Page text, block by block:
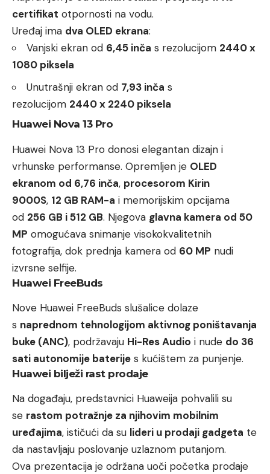
certifikat otpornosti na vodu.
Uređaj ima dva OLED ekrana:
Vanjski ekran od 6,45 inča s rezolucijom 2440 x
1080 piksela
Unutrašnji ekran od 7,93 inča s
rezolucijom 2440 x 2240 piksela
Huawei Nova 13 Pro
Huawei Nova 13 Pro donosi elegantan dizajn i
vrhunske performanse. Opremljen je OLED
ekranom od 6,76 inča, procesorom Kirin
9000S, 12 GB RAM-a i memorijskim opcijama
od 256 GB i 512 GB. Njegova glavna kamera od 50
MP omogućava snimanje visokokvalitetnih
fotografija, dok prednja kamera od 60 MP nudi
izvrsne selfije.
Huawei FreeBuds
Nove Huawei FreeBuds slušalice dolaze
s naprednom tehnologijom aktivnog poništavanja
buke (ANC), podržavaju Hi-Res Audio i nude do 36
sati autonomije baterije s kućištem za punjenje.
Huawei bilježi rast prodaje
Na događaju, predstavnici Huaweija pohvalili su
se rastom potražnje za njihovim mobilnim
uređajima, ističući da su lideri u prodaji gadgeta te
da nastavljaju poslovanje uzlaznom putanjom.
Ova prezentacija je održana uoči početka prodaje